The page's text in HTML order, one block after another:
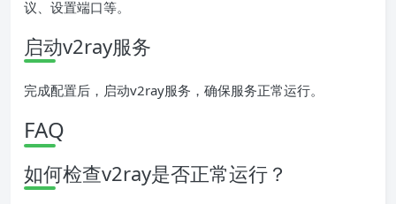
议、设置端口等。
启动v2ray服务
完成配置后，启动v2ray服务，确保服务正常运行。
FAQ
如何检查v2ray是否正常运行？